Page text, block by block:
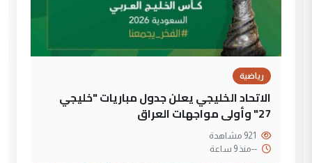
رياضية
الاتحاد الخليجي يعلن جدول مباريات "خليجي
27" وأولى مواجهات العراق
--منذ 9 ساعة